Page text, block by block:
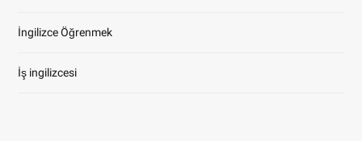
İngilizce Öğrenmek
İş ingilizcesi